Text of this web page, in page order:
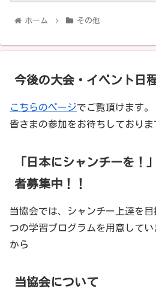
ホーム その他
今後の大会・イベント日
こちらのページでご覧頂けます。
皆さまの参加をお待ちしておりま
「日本にシャンチーを
者募集中！！
当協会では、シャンチー上達を
つの学習プログラムを用意して
から
当協会について